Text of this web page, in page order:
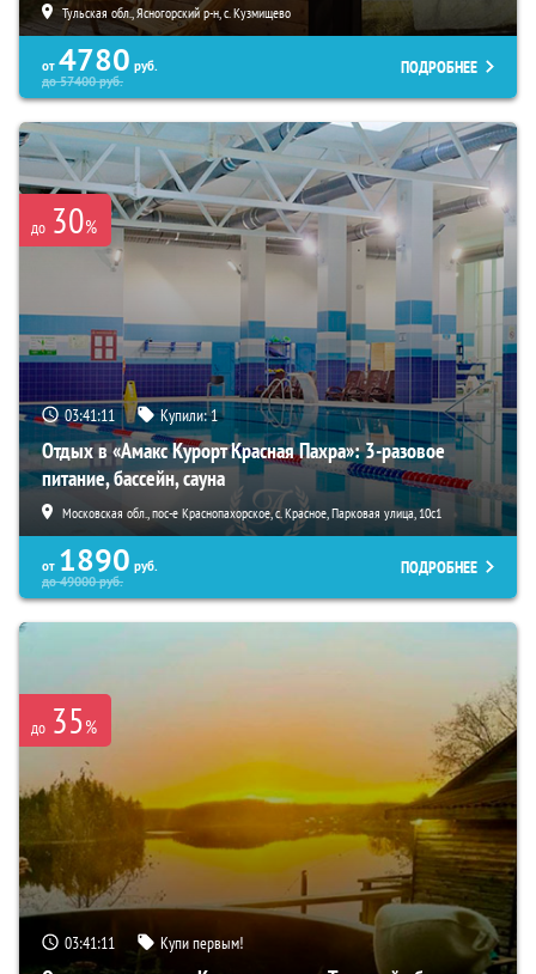
Тульская обл., Ясногорский р-н, с. Кузмищево
от 4780 руб.
до57400руб.
ПОДРОБНЕЕ
до 30%
03:41:10 Купили:1
Отдых в «Амакс Курорт ‎Красная Пахра»: 3-разовое
питание, бассейн, сауна
Московская обл., пос-е Краснопахорское, с. Красное, Парковая улица, 10с1
от 1890 руб.
до49000руб.
ПОДРОБНЕЕ
до 35%
03:41:10 Купи первым!